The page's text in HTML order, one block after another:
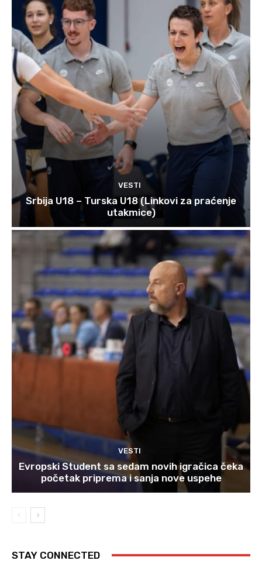
VESTI
Srbija U18 – Turska U18 (Linkovi za praćenje
utakmice)
VESTI
Evropski Student sa sedam novih igračica čeka
početak priprema i sanja nove uspehe
STAY CONNECTED